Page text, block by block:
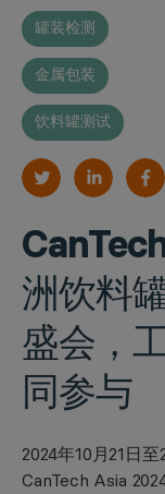
罐装检测
金属包装
饮料罐测试
洲饮料
盛会，
同参与
2024年10月21日
CanTech Asia